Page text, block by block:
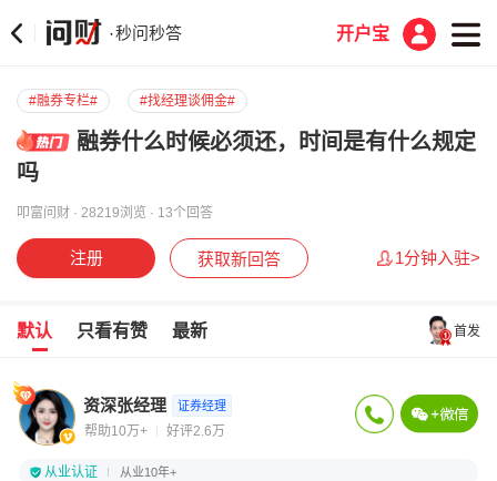
·秒问秒答 开户宝
#融券专栏# #找经理谈佣金#
融券什么时候必须还，时间是有什么规定
吗
叩富问财 · 28219浏览 · 13个回答
注册 获取新回答 1分钟入驻>
默认 只看有赞 最新 首发
资深张经理 证券经理
帮助10万+ 好评2.6万
从业认证 从业10年+